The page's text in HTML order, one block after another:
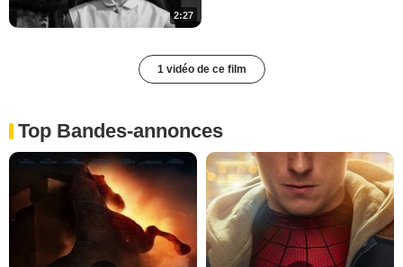
2:27
1 vidéo de ce film
Top Bandes-annonces